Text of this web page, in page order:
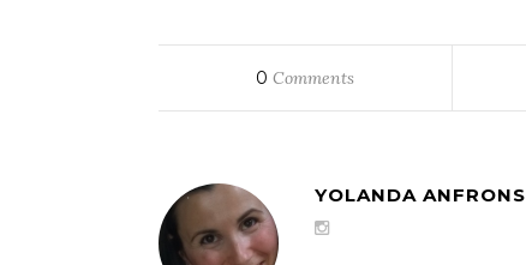
0 Comments
YOLANDA ANFRONS